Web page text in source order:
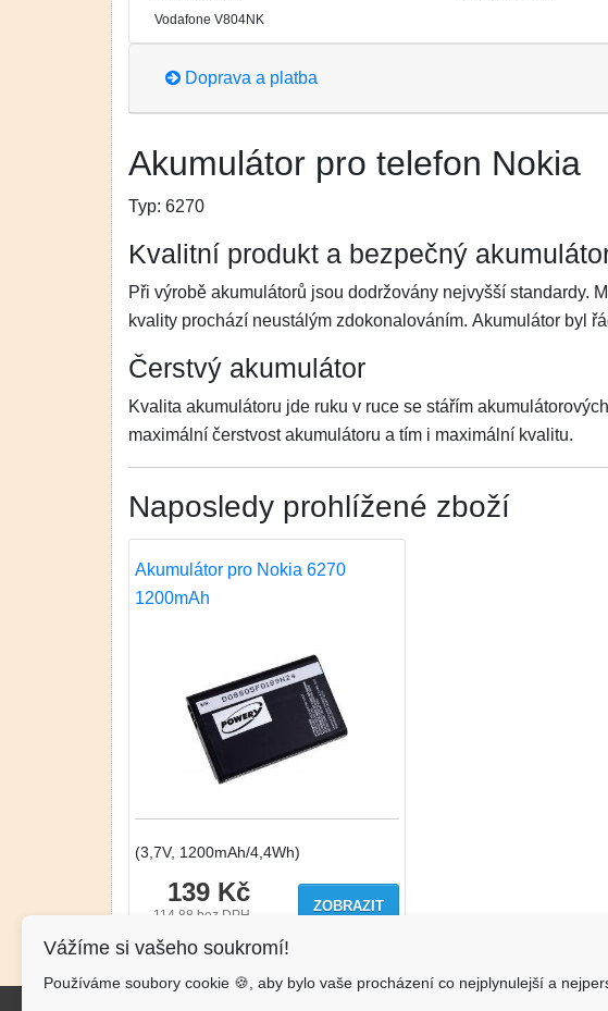
Vodafone V804NK
Doprava a platba
Akumulátor pro telefon Nokia
Typ: 6270
Kvalitní produkt a bezpečný
Při výrobě akumulátorů jsou dodržovány nejvyšší standardy.
kvality prochází neustálým zdokonalováním. Akumulátor byl
Čerstvý akumulátor
Kvalita akumulátoru jde ruku v ruce se stářím
maximální čerstvost akumulátoru a tím i maximální kvalitu.
Naposledy prohlížené zboží
Akumulátor pro Nokia 6270
1200mAh
(3,7V, 1200mAh/4,4Wh)
139 Kč
114.88 bez DPH
ZOBRAZIT
Vážíme si vašeho soukromí!
Používáme soubory cookie 🍪, aby bylo vaše procházení co nejplynulejší a